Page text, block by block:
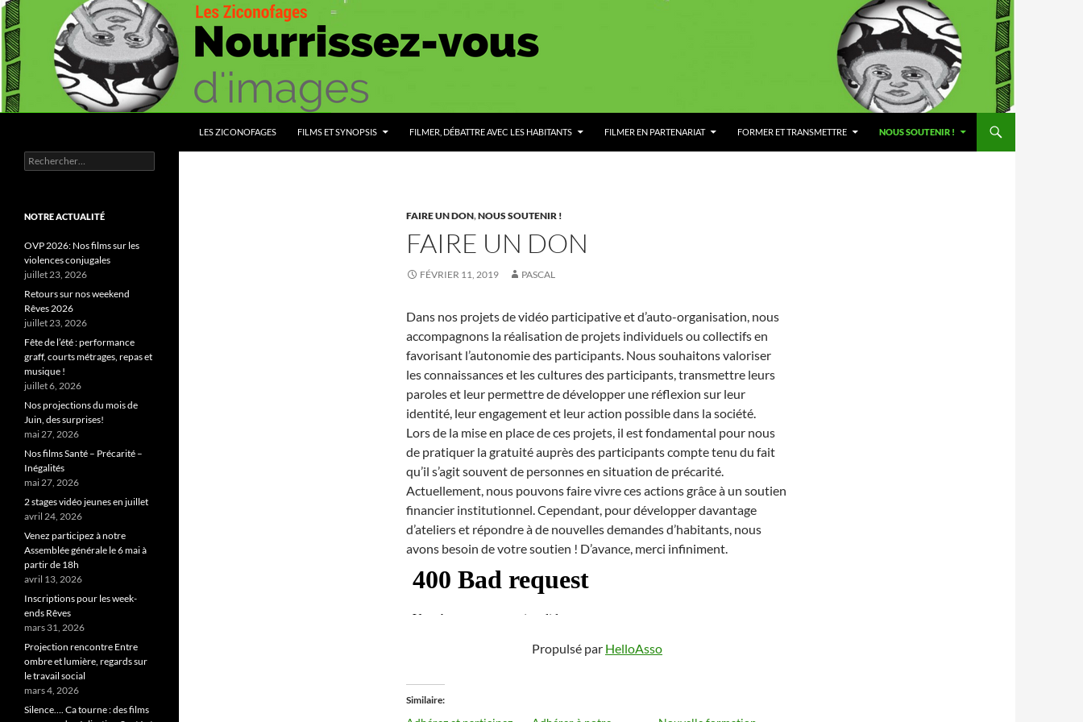
Aller
au
contenu
LES ZICONOFAGES FILMS ET SYNOPSIS FILMER, DÉBATTRE AVEC LES HABITANTS FILMER EN PARTENARIAT FORMER ET TRANSMETTRE NOUS SOUTENIR !
FAIRE UN DON,NOUS SOUTENIR !
FAIRE UN DON
FÉVRIER 11, 2019 PASCAL
Dans nos projets de vidéo participative et d’auto-organisation, nous
accompagnons la réalisation de projets individuels ou collectifs en
favorisant l’autonomie des participants. Nous souhaitons valoriser
les connaissances et les cultures des participants, transmettre leurs
paroles et leur permettre de développer une réflexion sur leur
identité, leur engagement et leur action possible dans la société.
Lors de la mise en place de ces projets, il est fondamental pour nous
de pratiquer la gratuité auprès des participants compte tenu du fait
qu’il s’agit souvent de personnes en situation de précarité.
Actuellement, nous pouvons faire vivre ces actions grâce à un soutien
financier institutionnel. Cependant, pour développer davantage
d’ateliers et répondre à de nouvelles demandes d’habitants, nous
avons besoin de votre soutien ! D’avance, merci infiniment.
Propulsé par HelloAsso
Similaire
Nourrissez vous d'images
Rechercher :
NOTRE ACTUALITÉ
OVP 2026: Nos films sur les
violences conjugales
juillet 23, 2026
Retours sur nos weekend
Rêves 2026
juillet 23, 2026
Fête de l’été : performance
graff, courts métrages, repas et
musique !
juillet 6, 2026
Nos projections du mois de
Juin, des surprises!
mai 27, 2026
Nos films Santé – Précarité –
Inégalités
mai 27, 2026
2 stages vidéo jeunes en juillet
avril 24, 2026
Venez participez à notre
Assemblée générale le 6 mai à
partir de 18h
avril 13, 2026
Inscriptions pour les week-
ends Rêves
mars 31, 2026
Projection rencontre Entre
ombre et lumière, regards sur
le travail social
mars 4, 2026
Silence…. Ca tourne : des films